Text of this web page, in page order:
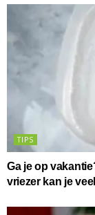
TIPS
Ga je op
vriezer kan je